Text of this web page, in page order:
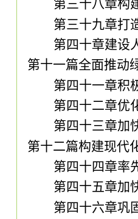
第三十八章构
第三十九章打
第四十章建设
第十一篇全面推动
第四十一章积
第四十二章优
第四十三章加
第十二篇构建现代
第四十四章率
第四十五章加
第四十六章巩